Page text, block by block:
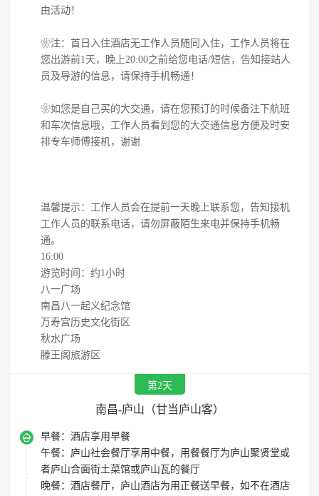
由活动！
❀注：首日入住酒店无工作人员随同入住，工作人员将在
您出游前1天，晚上20:00之前给您电话/短信，告知接站人
员及导游的信息，请保持手机畅通！
❀如您是自己买的大交通，请在您预订的时候备注下航班
和车次信息哦，工作人员看到您的大交通信息方便及时安
排专车师傅接机，谢谢
温馨提示：工作人员会在提前一天晚上联系您，告知接机
工作人员的联系电话，请勿屏蔽陌生来电并保持手机畅
通。
16:00
游览时间：约1小时
八一广场
南昌八一起义纪念馆
万寿宫历史文化街区
秋水广场
滕王阁旅游区
第2天
南昌-庐山（甘当庐山客）
 早餐： 酒店享用早餐
午餐： 庐山社会餐厅享用中餐，用餐餐厅为庐山聚贤堂或
者庐山合面街土菜馆或庐山瓦的餐厅
晚餐： 酒店餐厅，庐山酒店为用正餐送早餐，如不在酒店